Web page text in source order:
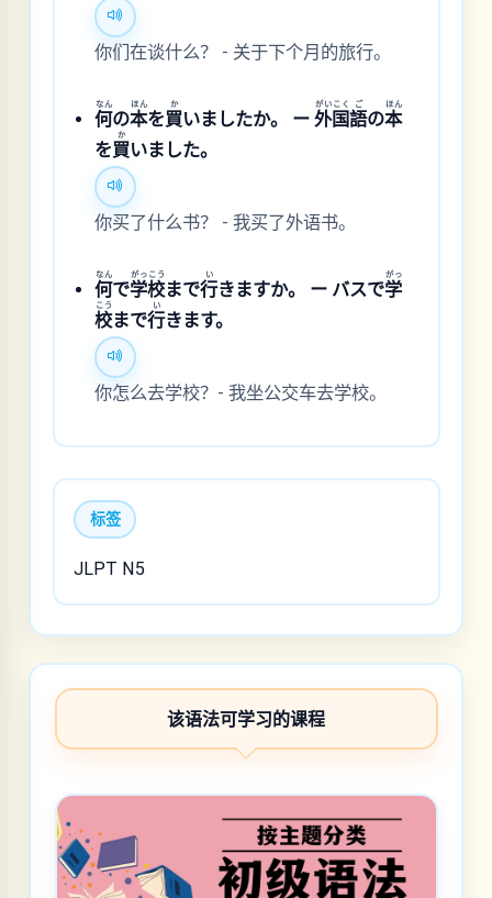
你们在谈什么？ - 关于下个月的旅行。
何
なん
の本
ほん
を買
か
いましたか。 ー外
がい
国
こく
語
ご
の本
ほん
を買
か
いました。
你买了什么书？ - 我买了外语书。
何
なん
で学
がっ
校
こう
まで行
い
きますか。 ー バスで学
がっ
校
こう
まで行
い
きます。
你怎么去学校？- 我坐公交车去学校。
标签
JLPT N5
该语法可学习的课程